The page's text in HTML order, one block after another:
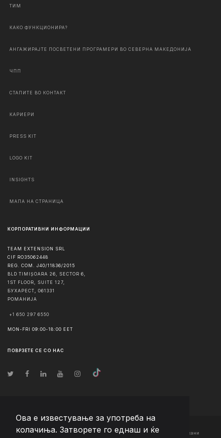
Ова е известување за употреба на
колачиња. Затворете го еднаш и ќе
ТИМ
КАКО ФУНКЦИОНИРА?
АНГАЖИРАЈТЕ ПОСВЕТЕНИ ПРОГРАМЕРИ ВО СЕВЕРНА МАКЕДОНИЈА
ЧПП
СТАПИТЕ ВО КОНТАКТ
КАРИЕРИ
PRESS KIT
LOGO KIT
INSIGHTS
МАПА НА СТРАНИЦА
КОРПОРАТИВНИ ИНФОРМАЦИИ
TEAM EXTENSION SRL
CIF RO35062448
REG. COM. J40/11836/2015
BLD TIMIȘOARA 26, SECTOR 6,
1ST FLOOR, SUITE 127,
БУХАРЕСТ
061331
РОМАНИЈА
+1 650 297 6550
MON-FRI 09:00-18:00 EET
ПОВРЗЕТЕ СЕ СО НАС
© Авторско право2026 Team Extension Macedonia - Сите права задржани